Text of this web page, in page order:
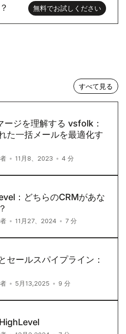
無料でお試しください
すべて見る
ジを理解する vsfolk：
た一括メールを最適化す
• 11月8、2023 • 4 分
：どちらのCRMがあな
• 11月27、2024 • 7 分
セールスパイプライン：
• 5月13,2025 • 9 分